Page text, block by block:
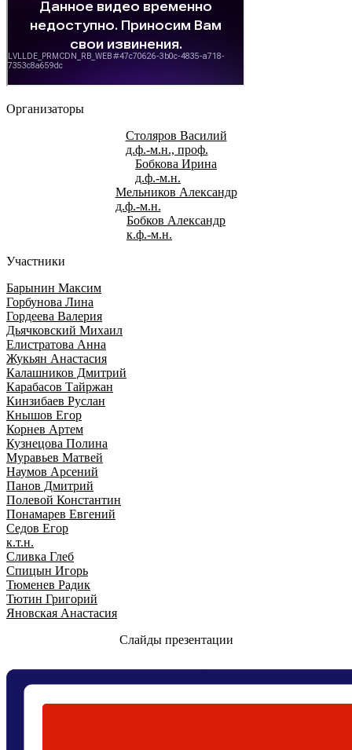
Организаторы
Столяров Василий
д.ф.-м.н., проф.
Бобкова Ирина
д.ф.-м.н.
Мельников Александр
д.ф.-м.н.
Бобков Александр
к.ф.-м.н.
Участники
Барынин Максим
Горбунова Лина
Гордеева Валерия
Дьячковский Михаил
Елистратова Анна
Жукьян Анастасия
Калашников Дмитрий
Карабасов Тайржан
Кинзибаев Руслан
Кнышов Егор
Корнев Артем
Кузнецова Полина
Муравьев Матвей
Наумов Арсений
Панов Дмитрий
Полевой Константин
Понамарев Евгений
Седов Егор
к.т.н.
Сливка Глеб
Спицын Игорь
Тюменев Радик
Тютин Григорий
Яновская Анастасия
Слайды презентации